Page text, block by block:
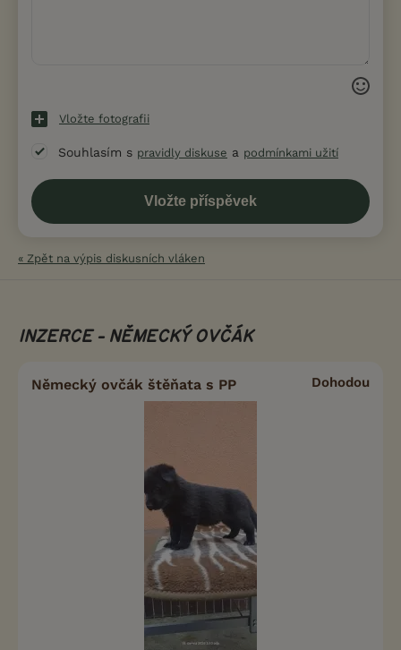
Vložte fotografii
Souhlasím s pravidly diskuse a podmínkami užití
« Zpět na výpis diskusních vláken
INZERCE - NĚMECKÝ OVČÁK
Německý ovčák štěňata s PP Dohodou